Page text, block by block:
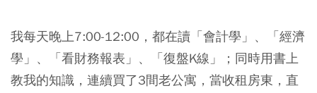
我每天晚上7:00-12:00，都在讀「會計學」、「經濟
學」、「看財務報表」、「復盤K線」；同時用書上
教我的知識，連續買了3間老公寓，當收租房東，直